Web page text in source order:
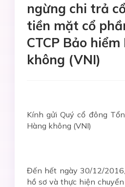
ngừng chi trả
tiền mặt cổ
CTCP Bảo
không (VNI)
Kính gửi Quý cổ đông
Hàng không (VNI)
Đến hết ngày 30/12/
hồ sơ và thực hiện